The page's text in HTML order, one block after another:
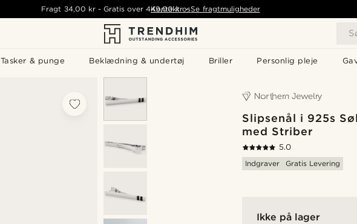
Tasker & punge Beklædning & undertøj Briller Personlig pleje
Fragt 34,00 kr- Gratis over 449,00 kr - Se fragtmuligheder
Kontakt os
Slipsenål i 925s
med Striber
5.0
Indgraver
Gratis Levering
Ikke på lager